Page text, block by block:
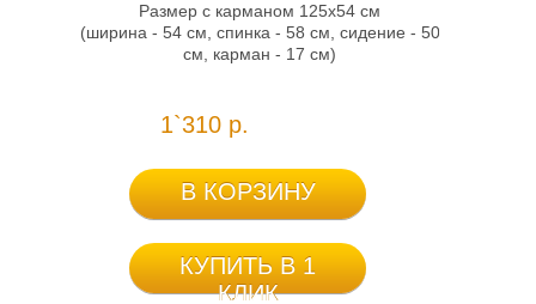
Размер с карманом 125х54 см
(ширина - 54 см, спинка - 58 см, сидение - 50
см, карман - 17 см)
1`310 р.
В КОРЗИНУ
КУПИТЬ В 1
КЛИК